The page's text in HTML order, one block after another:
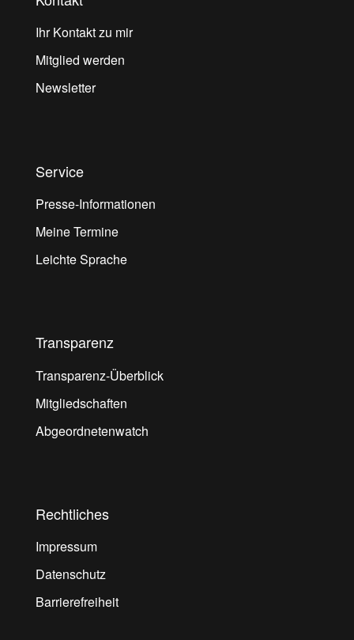
Ihr Kontakt zu mir
Mitglied werden
Newsletter
Service
Presse-Informationen
Meine Termine
Leichte Sprache
Transparenz
Transparenz-Überblick
Mitgliedschaften
Abgeordnetenwatch
Rechtliches
Impressum
Datenschutz
Barrierefreiheit